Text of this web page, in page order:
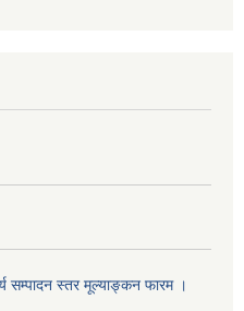
सम्पादन स्तर मूल्याङ्कन फारम ।